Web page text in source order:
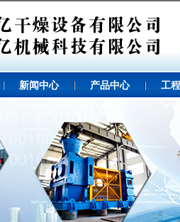
新闻中心 产品中心 工